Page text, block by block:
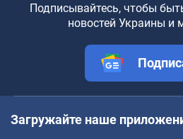
Подписывайтесь, чтобы
новостей Украины и
Загружайте наше